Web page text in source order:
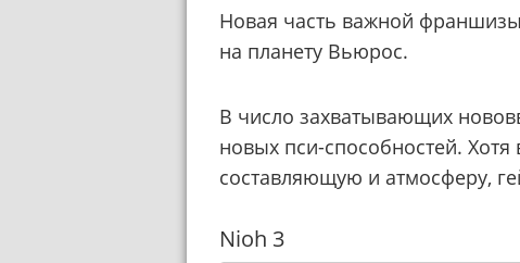
Новая часть важной
на планету Вьюрос.
В число захватывающих
новых пси-способностей. Хотя
составляющую и атмосферу,
Nioh 3